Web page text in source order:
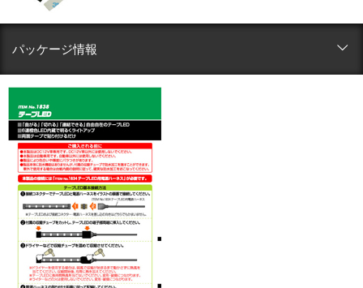
パッケージ情報